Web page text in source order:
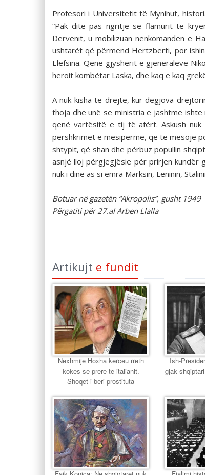
Profesori i Universitetit të Mynihut,
“Pak ditë pas ngritje së flamurit të
Dervenit, u mobilizuan nënkomandën e
ushtarët që përmend Hertzberti, por
Elefsina. Qenë gjyshërit e gjeneralëve
heroit kombëtar Laska, dhe kaq e kaq
A nuk kisha të drejtë, kur dëgjova
thoja dhe unë se ministria e jashtme
qenë vartësitë e tij të afërt. Askush
përshkrimet e mësipërme, që të mësojë
shtypit, që shan dhe përbuz popullin
asnjë lloj përgjegjësie për prirjen kundër
nuk i dinë as si emra Marksin, Leninin,
Botuar në gazetën “Akropolis”, gusht 1949
Përgatiti për 27.al Arben Llalla
Artikujt e fundit
Nexhmije Hoxha kerceu rreth
kokes se prere te italianit.
Shoqet i beri prostituta
Ish-
gjak